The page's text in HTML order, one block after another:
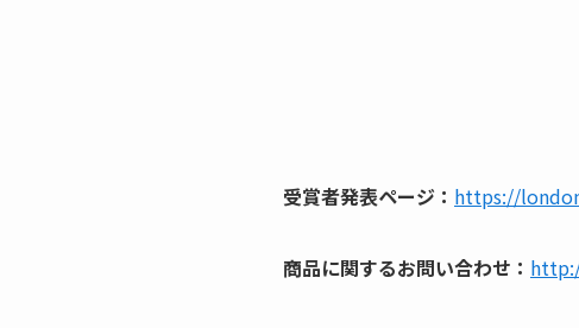
受賞者発表ページ： https://
商品に関するお問い合わせ：